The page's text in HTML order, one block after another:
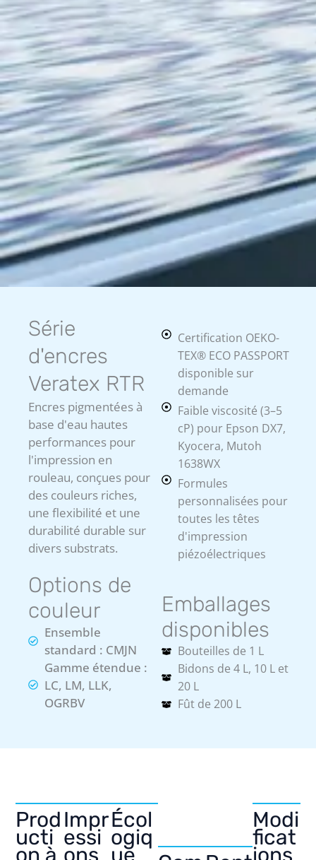
Série
d'encres
Veratex RTR
Encres pigmentées à
base d'eau hautes
performances pour
l'impression en
rouleau, conçues pour
des couleurs riches,
une flexibilité et une
durabilité durable sur
divers substrats.
Options de
couleur
Ensemble
standard : CMJN
Gamme étendue :
LC, LM, LLK,
OGRBV
Certification OEKO-
TEX® ECO PASSPORT
disponible sur
demande
Faible viscosité (3–5
cP) pour Epson DX7,
Kyocera, Mutoh
1638WX
Formules
personnalisées pour
toutes les têtes
d'impression
piézoélectriques
Emballages
disponibles
Bouteilles de 1 L
Bidons de 4 L, 10 L et
20 L
Fût de 200 L
Prod
ucti
Impr
essi
Écol
ogiq
Modi
ficat